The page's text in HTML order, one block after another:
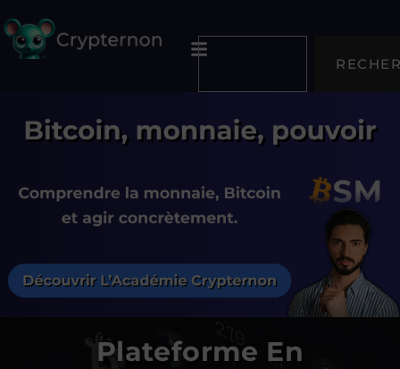
Plateforme En